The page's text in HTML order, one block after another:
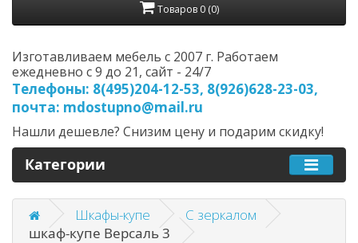
Товаров 0 (0)
Изготавливаем мебель с 2007 г. Работаем
ежедневно с 9 до 21, cайт - 24/7
Телефоны: 8(495)204-12-53, 8(926)628-23-03,
почта: mdostupno@mail.ru
Нашли дешевле? Снизим цену и подарим скидку!
Категории
Шкафы-купе
С зеркалом
шкаф-купе Версаль 3